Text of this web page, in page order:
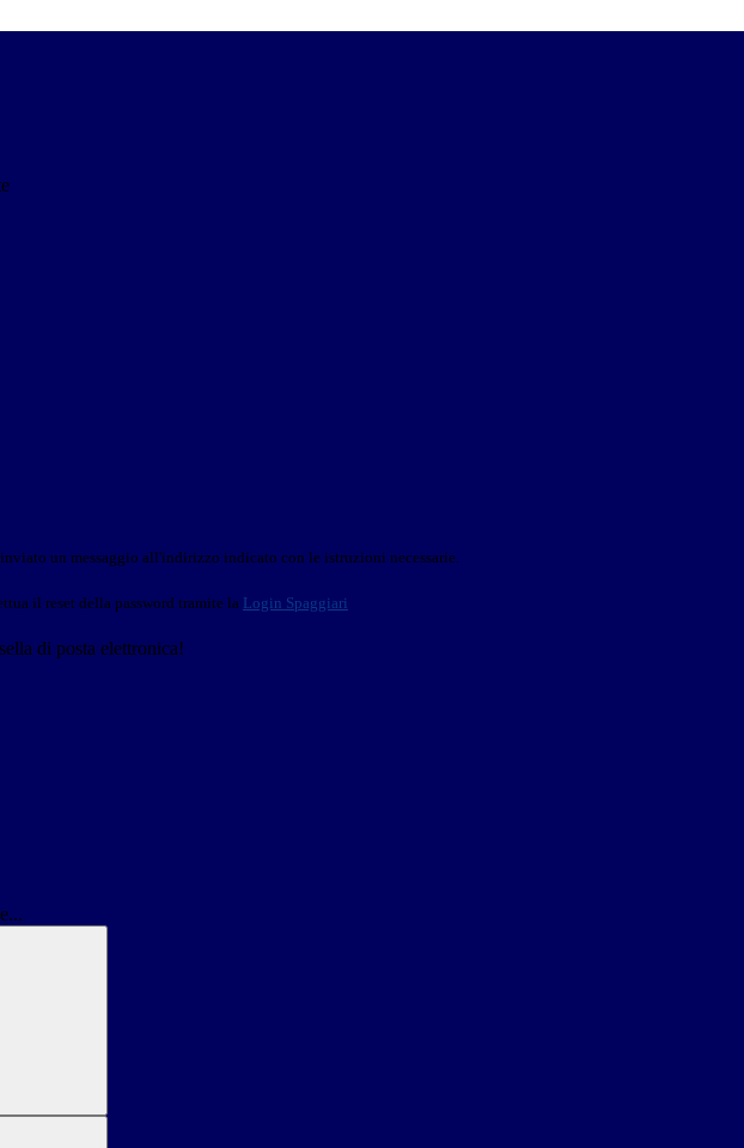
un messaggio all'indirizzo indicato con le istruzioni necessarie.
il reset della password tramite la Login Spaggiari
di posta elettronica!